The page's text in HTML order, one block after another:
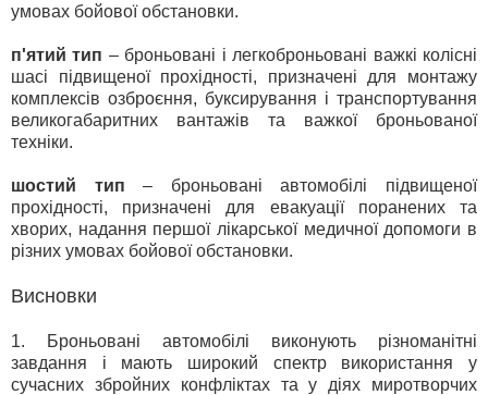
умовах бойової обстановки.
п'ятий тип – броньовані і легкоброньовані важкі колісні
шасі підвищеної прохідності, призначені для монтажу
комплексів озброєння, буксирування і транспортування
великогабаритних вантажів та важкої броньованої
техніки.
шостий тип – броньовані автомобілі підвищеної
прохідності, призначені для евакуації поранених та
хворих, надання першої лікарської медичної допомоги в
різних умовах бойової обстановки.
Висновки
1. Броньовані автомобілі виконують різноманітні
завдання і мають широкий спектр використання у
сучасних збройних конфліктах та у діях миротворчих